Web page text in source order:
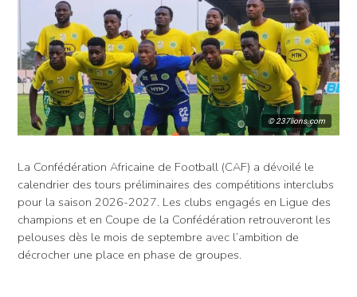
© 237lions.com
La Confédération Africaine de Football (CAF) a dévoilé le
calendrier des tours préliminaires des compétitions interclubs
pour la saison 2026-2027. Les clubs engagés en Ligue des
champions et en Coupe de la Confédération retrouveront les
pelouses dès le mois de septembre avec l’ambition de
décrocher une place en phase de groupes.